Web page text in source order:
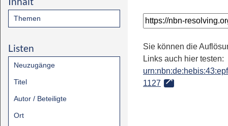
Themen
Listen
Neuzugänge
Titel
Autor / Beteiligte
Ort
Sie können die
Links auch hier testen:
1127